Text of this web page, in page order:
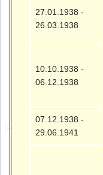
27.01.1938 -
26.03.1938
10.10.1938 -
06.12.1938
07.12.1938 -
29.06.1941